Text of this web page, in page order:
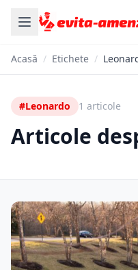
Acasă / Etichete /
#Leonardo 1 articole
Articole